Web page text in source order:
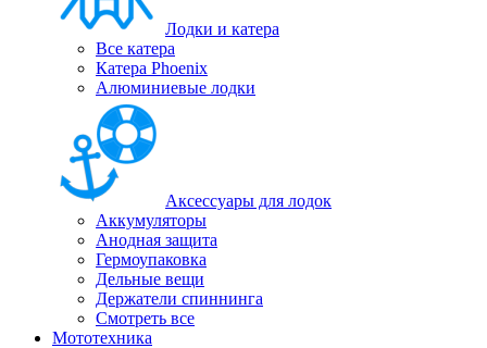
Лодки и катера
Все катера
Катера Phoenix
Алюминиевые лодки
Аксессуары для лодок
Аккумуляторы
Анодная защита
Гермоупаковка
Дельные вещи
Держатели спиннинга
Смотреть все
Мототехника